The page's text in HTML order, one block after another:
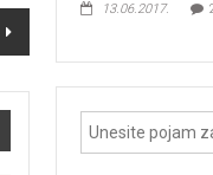
13.06.2017.